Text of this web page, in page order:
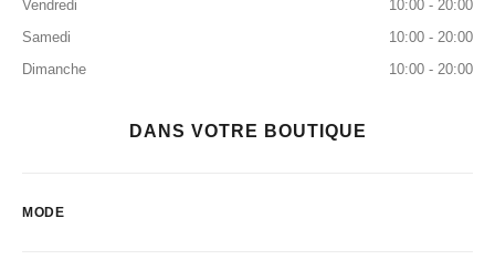
Vendredi
10:00 - 20:00
Samedi
10:00 - 20:00
Dimanche
10:00 - 20:00
DANS VOTRE BOUTIQUE
MODE